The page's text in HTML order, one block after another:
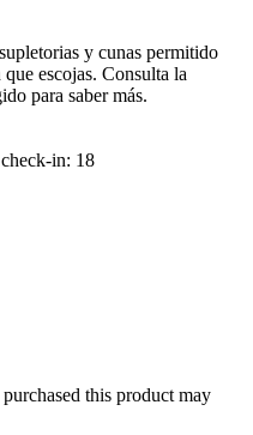
y cunas permitido
escojas. Consulta la
para saber más.
in: 18
this product may